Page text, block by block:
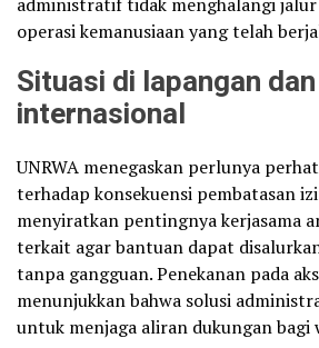
operasi kemanusiaan yang telah
Situasi di lapangan
internasional
UNRWA menegaskan perlunya
terhadap konsekuensi pembatasan
menyiratkan pentingnya kerjasama
terkait agar bantuan dapat
tanpa gangguan. Penekanan pada
menunjukkan bahwa solusi
untuk menjaga aliran dukungan bagi